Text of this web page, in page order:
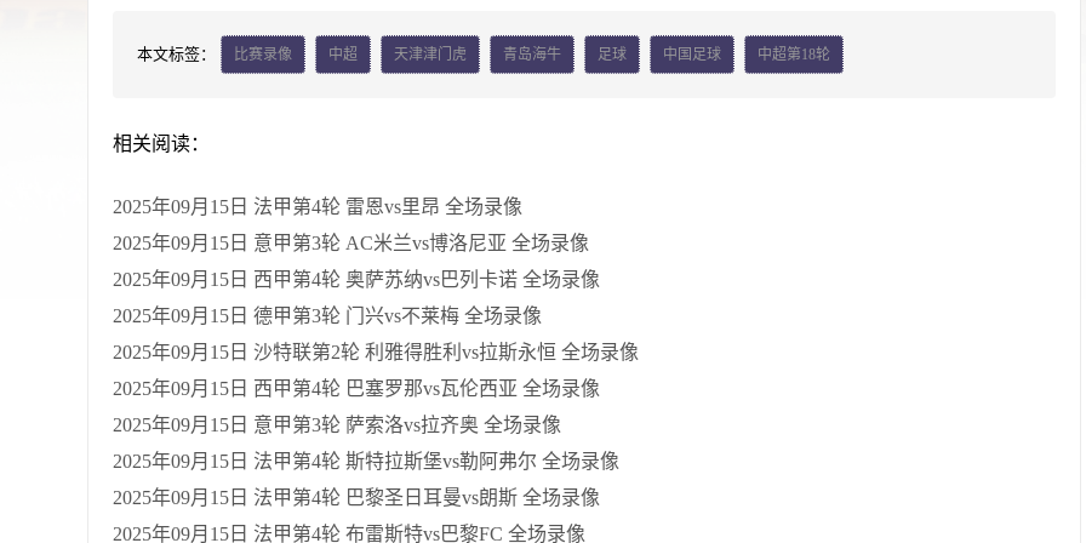
本文标签： 比赛录像 中超 天津津门虎 青岛海牛 足球 中国足球 中超第18轮
相关阅读：
2025年09月15日 法甲第4轮 雷恩vs里昂 全场录像
2025年09月15日 意甲第3轮 AC米兰vs博洛尼亚 全场录像
2025年09月15日 西甲第4轮 奥萨苏纳vs巴列卡诺 全场录像
2025年09月15日 德甲第3轮 门兴vs不莱梅 全场录像
2025年09月15日 沙特联第2轮 利雅得胜利vs拉斯永恒 全场录像
2025年09月15日 西甲第4轮 巴塞罗那vs瓦伦西亚 全场录像
2025年09月15日 意甲第3轮 萨索洛vs拉齐奥 全场录像
2025年09月15日 法甲第4轮 斯特拉斯堡vs勒阿弗尔 全场录像
2025年09月15日 法甲第4轮 巴黎圣日耳曼vs朗斯 全场录像
2025年09月15日 法甲第4轮 布雷斯特vs巴黎FC 全场录像